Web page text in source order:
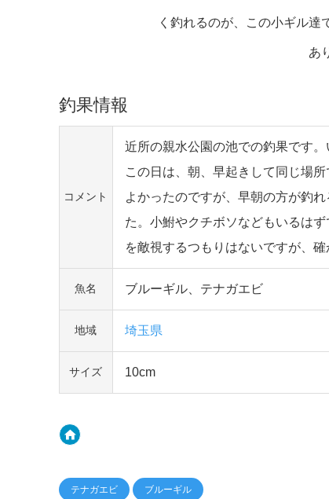
く釣れるのが、この小ギル達
あ
釣果情報
コメント
近所の親水公園の池での釣果です
この日は、朝、早起きして同じ場
よかったのですが、早朝の方が釣
た。小鮒やクチボソなどもいるは
を敵視するつもりはないですが、
魚名 ブルーギル、テナガエビ
地域 埼玉県
サイズ 10cm
テナガエビ ブルーギル